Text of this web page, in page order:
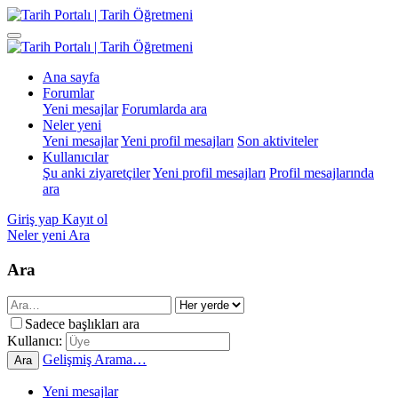
Ana sayfa
Forumlar
Yeni mesajlar Forumlarda ara
Neler yeni
Yeni mesajlarYeni profil mesajları Son aktiviteler
Kullanıcılar
Şu anki ziyaretçilerYeni profil mesajları Profil mesajlarında
ara
Giriş yap Kayıt ol
Neler yeni Ara
Ara
Sadece başlıkları ara
Kullanıcı:
Ara Gelişmiş Arama…
Yeni mesajlar